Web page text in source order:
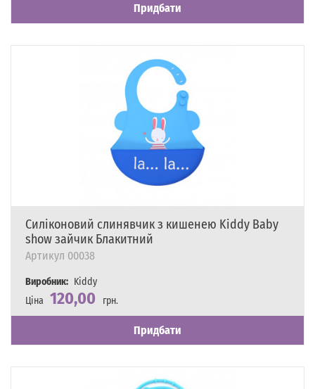
Придбати
Силіконовий слинявчик з кишенею Kiddy Baby
show зайчик Блакитний
Артикул 00038
Виробник: Kiddy
Ціна 120,00
грн.
Наявність
Є в наявності
Придбати